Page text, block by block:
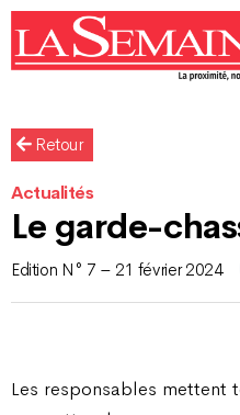
Retour
Actualités
Le garde-
Edition N° 7 – 21 février 2024
Les responsables